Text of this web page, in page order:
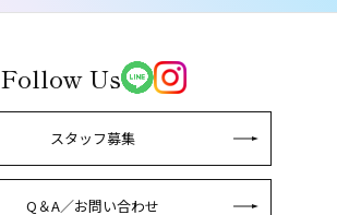
Follow Us
スタッフ募集
Q＆A／お問い合わせ